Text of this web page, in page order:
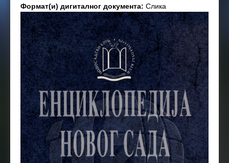
Формат(и) дигиталног документа: Слика